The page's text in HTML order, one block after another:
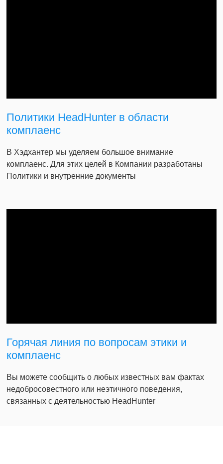
Политики HeadHunter в области
комплаенс
В Хэдхантер мы уделяем большое внимание
комплаенс. Для этих целей в Компании разработаны
Политики и внутренние документы
Горячая линия по вопросам этики и
комплаенс
Вы можете сообщить о любых известных вам фактах
недобросовестного или неэтичного поведения,
связанных с деятельностью HeadHunter